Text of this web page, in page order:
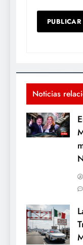
Noticias